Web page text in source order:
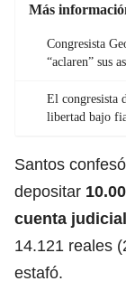
Más
Congresista
“aclaren” sus
El congresista
libertad bajo
Santos
depositar
cuenta judicial
14.121 reales
estafó.